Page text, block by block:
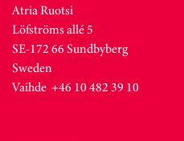
Atria Ruotsi
Löfströms allé 5
SE-172 66 Sundbyberg
Sweden
Vaihde +46 10 482 39 10